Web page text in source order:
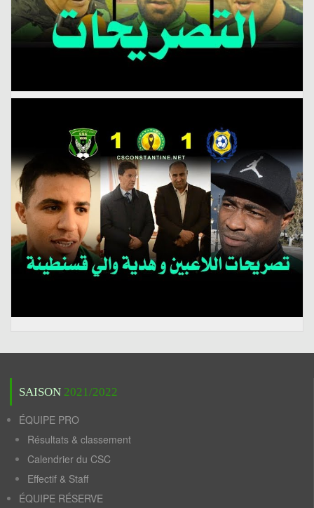
SAISON 2021/2022
ÉQUIPE PRO
Résultats & classement
Calendrier du CSC
Effectif & Staff
ÉQUIPE RÉSERVE